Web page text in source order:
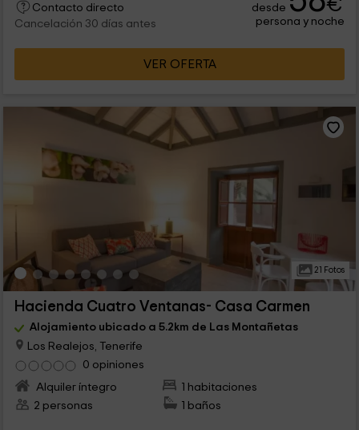
Contacto directo
Cancelación 30 días antes
desde €
persona y noche
VER OFERTA
21 Fotos
Hacienda Cuatro Ventanas- Casa Carmen
Alojamiento ubicado a 5.2km de Las Montañetas
Los Realejos, Tenerife
0 opiniones
Alquiler íntegro
1 habitaciones
2 personas
1 baños